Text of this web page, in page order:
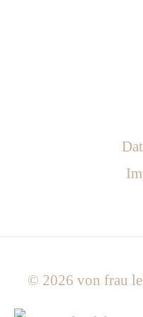
© 2026 von frau